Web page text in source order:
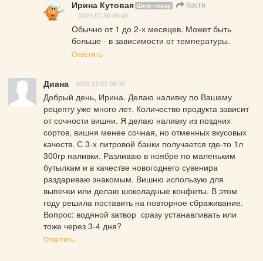
Ирина Кутовая Шеф-повар Костя
2021.07.30 09:43
Обычно от 1 до 2-х месяцев. Может быть
больше - в зависимости от температуры.
Ответить
Диана 2020.12.02 08:05
Добрый день, Ирина. Делаю наливку по Вашему
рецепту уже много лет. Количество продукта зависит
от сочности вишни. Я делаю наливку из поздних
сортов, вишня менее сочная, но отменных вкусовых
качеств. С 3-х литровой банки получается где-то 1л
300гр наливки. Разливаю в ноябре по маленьким
бутылкам и в качестве новогоднего сувенира
раздариваю знакомым. Вишню использую для
выпечки или делаю шоколадные конфеты. В этом
году решила поставить на повторное сбраживание.
Вопрос: водяной затвор  сразу устанавливать или
тоже через 3-4 дня?
Ответить